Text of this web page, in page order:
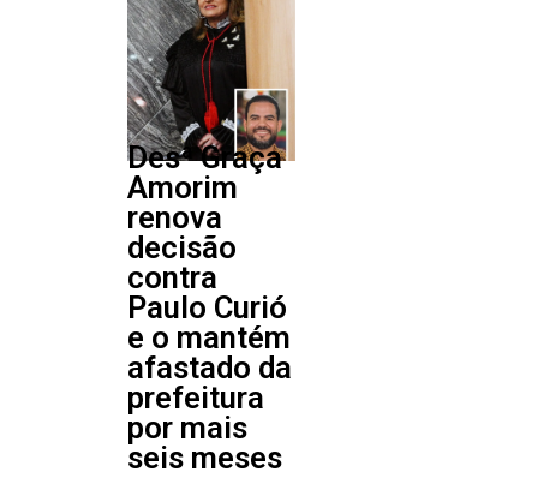
Desª Graça
Amorim
renova
decisão
contra
Paulo Curió
e o mantém
afastado da
prefeitura
por mais
seis meses